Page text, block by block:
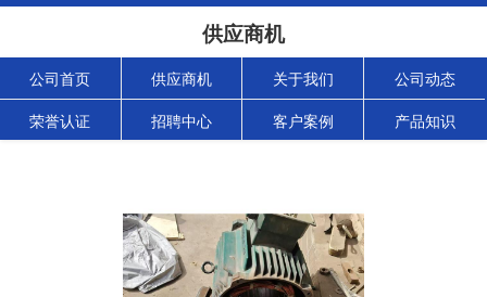
供应商机
公司首页 供应商机 关于我们 公司动态
荣誉认证 招聘中心 客户案例 产品知识